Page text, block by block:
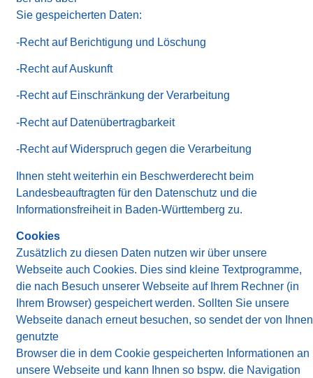
Sie gespeicherten Daten:
-Recht auf Berichtigung und Löschung
-Recht auf Auskunft
-Recht auf Einschränkung der Verarbeitung
-Recht auf Datenübertragbarkeit
-Recht auf Widerspruch gegen die Verarbeitung
Ihnen steht weiterhin ein Beschwerderecht beim
Landesbeauftragten für den Datenschutz und die
Informationsfreiheit in Baden-Württemberg zu.
Cookies
Zusätzlich zu diesen Daten nutzen wir über unsere
Webseite auch Cookies. Dies sind kleine Textprogramme,
die nach Besuch unserer Webseite auf Ihrem Rechner (in
Ihrem Browser) gespeichert werden. Sollten Sie unsere
Webseite danach erneut besuchen, so sendet der von Ihnen
genutzte
Browser die in dem Cookie gespeicherten Informationen an
unsere Webseite und kann Ihnen so bspw. die Navigation